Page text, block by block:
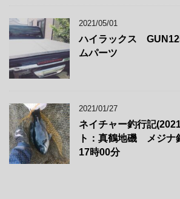
2021/05/01
ハイラックス
ムパーツ
2021/01/27
ネイチャー釣行記
ト：真鶴地磯 メジ
17時00分